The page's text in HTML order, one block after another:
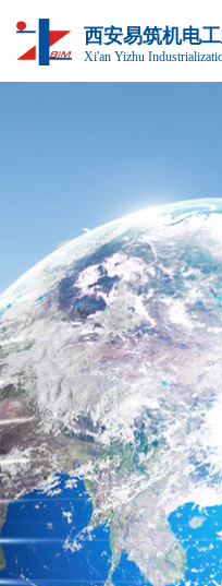
西安易筑机电
Xi'an Yizhu